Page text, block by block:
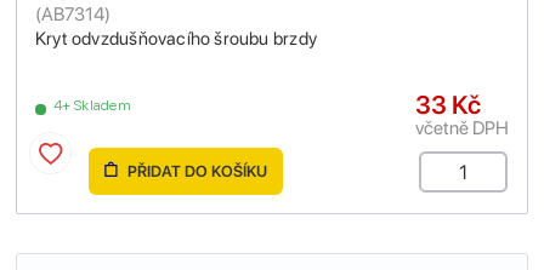
Kryt odvzdušňovacího šroubu brzdy
(AB7314)
4+ Skladem 33 Kč
včetně DPH
PŘIDAT DO KOŠÍKU